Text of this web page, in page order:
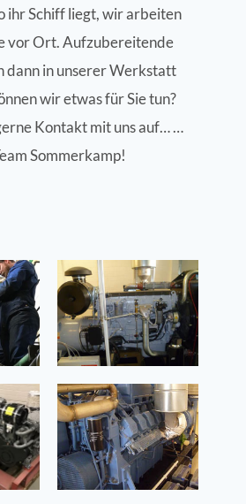
ihr Schiff liegt, wir arbeiten
vor Ort. Aufzubereitende
dann in unserer Werkstatt
wir etwas für Sie tun?
Kontakt mit uns auf… …
Sommerkamp!